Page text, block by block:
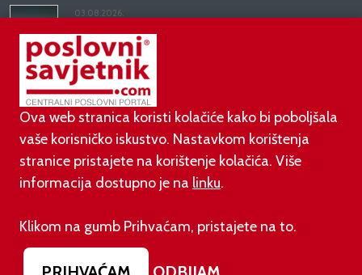
03.08.2026.
Kineski BYD predstavio luksuznu limuzinu veću od
Mercedesove S-klase, obećava domet do 1.000
kilometara
Footer menu
O nama Impressum Uvjeti korištenja
Ova web stranica koristi kolačiće kako bi poboljšala
vaše korisničko iskustvo. Nastavkom korištenja
stranice pristajete na korištenje kolačića. Više
informacija dostupno je na linku.
Klikom na gumb Prihvaćam, pristajete na to.